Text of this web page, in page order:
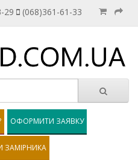
29 (068)361-61-33
ОФОРМИТИ ЗАЯВКУ
ЗАМІРНИКА